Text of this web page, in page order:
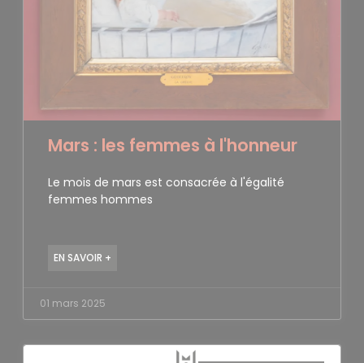
Mars : les femmes à l'honneur
Le mois de mars est consacrée à l'égalité
femmes hommes
EN SAVOIR +
01 mars 2025